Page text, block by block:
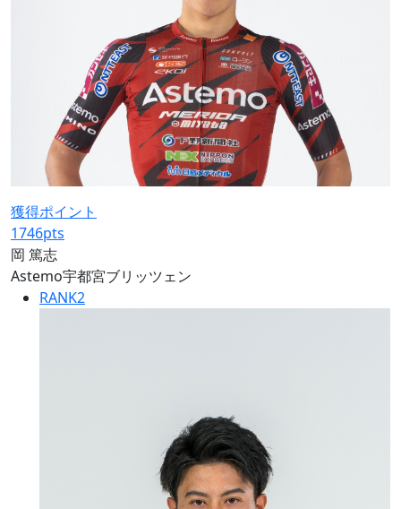
獲得ポイント
1746pts
岡 篤志
Astemo宇都宮ブリッツェン
RANK2